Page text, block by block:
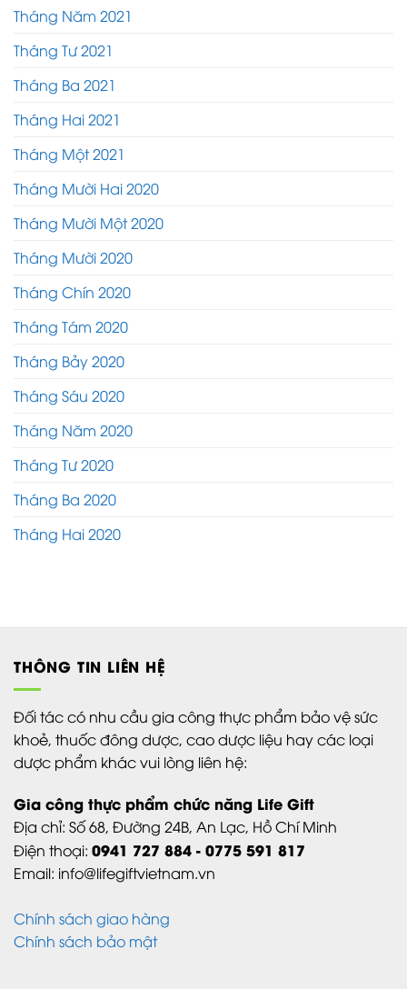
Tháng Năm 2021
Tháng Tư 2021
Tháng Ba 2021
Tháng Hai 2021
Tháng Một 2021
Tháng Mười Hai 2020
Tháng Mười Một 2020
Tháng Mười 2020
Tháng Chín 2020
Tháng Tám 2020
Tháng Bảy 2020
Tháng Sáu 2020
Tháng Năm 2020
Tháng Tư 2020
Tháng Ba 2020
Tháng Hai 2020
THÔNG TIN LIÊN HỆ
Đối tác có nhu cầu gia công thực phẩm bảo vệ sức
khoẻ, thuốc đông dược, cao dược liệu hay các loại
dược phẩm khác vui lòng liên hệ:
Gia công thực phẩm chức năng Life Gift
Địa chỉ: Số 68, Đường 24B, An Lạc, Hồ Chí Minh
Điện thoại: 0941 727 884 - 0775 591 817
Email: info@lifegiftvietnam.vn
Chính sách giao hàng
Chính sách bảo mật